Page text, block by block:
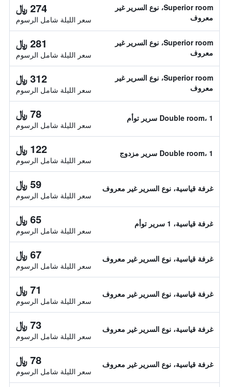
Superior room، نوع السرير غير
معروف
274 ﷼
سعر الليلة شامل الرسوم
Superior room، نوع السرير غير
معروف
281 ﷼
سعر الليلة شامل الرسوم
Superior room، نوع السرير غير
معروف
312 ﷼
سعر الليلة شامل الرسوم
Double room، 1 سرير توأم 78 ﷼
سعر الليلة شامل الرسوم
Double room، 1 سرير مزدوج 122 ﷼
سعر الليلة شامل الرسوم
غرفة قياسية، نوع السرير غير معروف 59 ﷼
سعر الليلة شامل الرسوم
غرفة قياسية، 1 سرير توأم 65 ﷼
سعر الليلة شامل الرسوم
غرفة قياسية، نوع السرير غير معروف 67 ﷼
سعر الليلة شامل الرسوم
غرفة قياسية، نوع السرير غير معروف 71 ﷼
سعر الليلة شامل الرسوم
غرفة قياسية، نوع السرير غير معروف 73 ﷼
سعر الليلة شامل الرسوم
غرفة قياسية، نوع السرير غير معروف 78 ﷼
سعر الليلة شامل الرسوم